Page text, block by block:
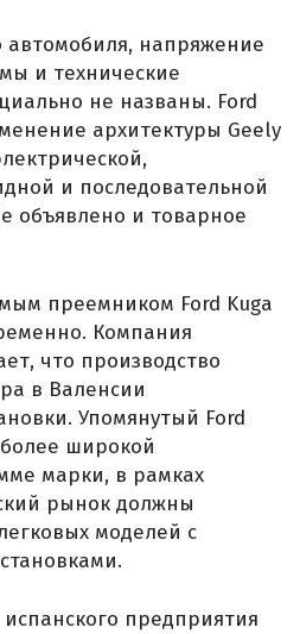
напряжение
и технические
не названы. Ford
архитектуры Geely
и последовательной
объявлено и товарное
преемником Ford Kuga
Компания
что производство
в Валенсии
Упомянутый Ford
более широкой
марки, в рамках
рынок должны
моделей с
предприятия